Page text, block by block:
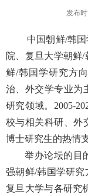
发布
中国朝鲜/韩
院、复旦大学朝鲜/
鲜/韩国学研究方
治、外交学专业为
研究领域。 2005-
校与相关科研、外
博士研究生的热情
举办论坛的目
强朝鲜/韩国学研究
复旦大学与各研究